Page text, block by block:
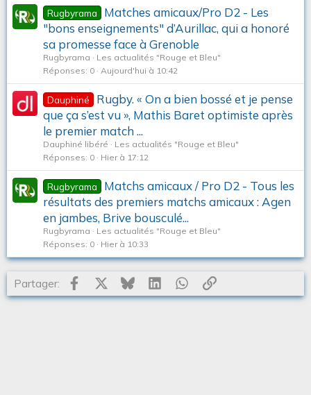
Rugbyrama
Matches amicaux/Pro D2 - Les
"bons enseignements" d’Aurillac, qui a honoré
sa promesse face à Grenoble
Rugbyrama
Les actualités "Rouge et Bleu"
Réponses 0 Aujourd'hui à 10:42
Dauphiné
Rugby. « On a bien bossé et je pense
que ça s’est vu », Mathis Baret optimiste après
le premier match ...
Dauphiné libéré
Les actualités "Rouge et Bleu"
Réponses 0 Hier à 17:12
Rugbyrama
Matchs amicaux / Pro D2 - Tous les
résultats des premiers matchs amicaux : Agen
en jambes, Brive bousculé...
Rugbyrama
Les actualités "Rouge et Bleu"
Réponses 0 Hier à 10:33
Partager: Facebook BlueskyLinkedInWhatsApp
Lien